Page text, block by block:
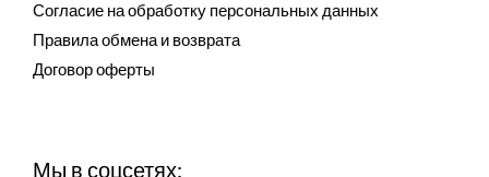
Согласие на обработку персональных данных
Правила обмена и возврата
Договор оферты
Мы в соцсетях: